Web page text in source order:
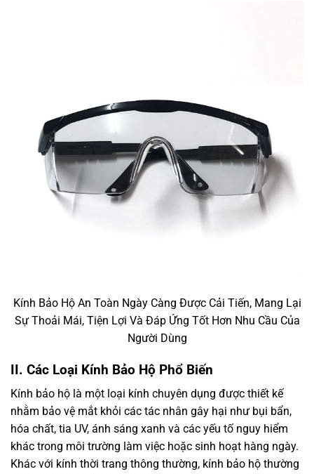
Kính Bảo Hộ An Toàn Ngày Càng Được Cải Tiến, Mang Lại
Sự Thoải Mái, Tiện Lợi Và Đáp Ứng Tốt Hơn Nhu Cầu Của
Người Dùng
II. Các Loại Kính Bảo Hộ Phổ Biến
Kính bảo hộ là một loại kính chuyên dụng được thiết kế
nhằm bảo vệ mắt khỏi các tác nhân gây hại như bụi bẩn,
hóa chất, tia UV, ánh sáng xanh và các yếu tố nguy hiểm
khác trong môi trường làm việc hoặc sinh hoạt hàng ngày.
Khác với kính thời trang thông thường, kính bảo hộ thường